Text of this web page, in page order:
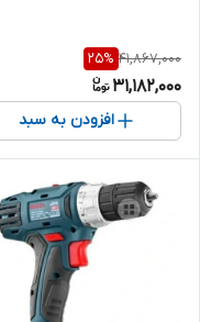
41,867,000
25%
31,182,000
افزودن به سبد